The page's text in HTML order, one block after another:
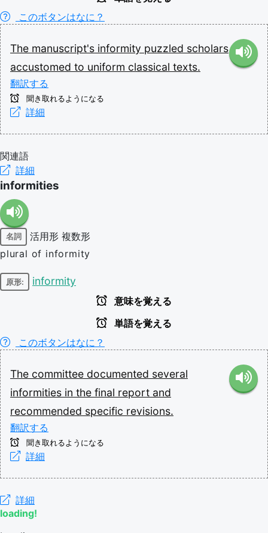
このボタンはなに？
The manuscript's informity puzzled scholars
accustomed to uniform classical texts.
翻訳する
聞き取れるようになる
詳細
関連語
詳細
informities
名詞 活用形 複数形
plural of informity
原形: informity
意味を覚える
単語を覚える
このボタンはなに？
The committee documented several
informities in the final report and
recommended specific revisions.
翻訳する
聞き取れるようになる
詳細
詳細
loading!